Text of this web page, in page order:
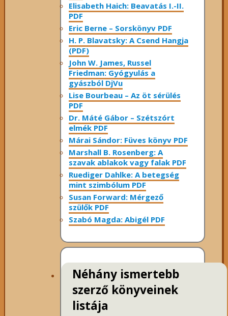
Elisabeth Haich: Beavatás I.-II.
PDF
Eric Berne – Sorskönyv PDF
H. P. Blavatsky: A Csend Hangja
(PDF)
John W. James, Russel
Friedman: Gyógyulás a
gyászból DjVu
Lise Bourbeau – Az öt sérülés
PDF
Dr. Máté Gábor – Szétszórt
elmék PDF
Márai Sándor: Füves könyv PDF
Marshall B. Rosenberg: A
szavak ablakok vagy falak PDF
Ruediger Dahlke: A betegség
mint szimbólum PDF
Susan Forward: Mérgező
szülők PDF
Szabó Magda: Abigél PDF
Néhány ismertebb
szerző könyveinek
listája